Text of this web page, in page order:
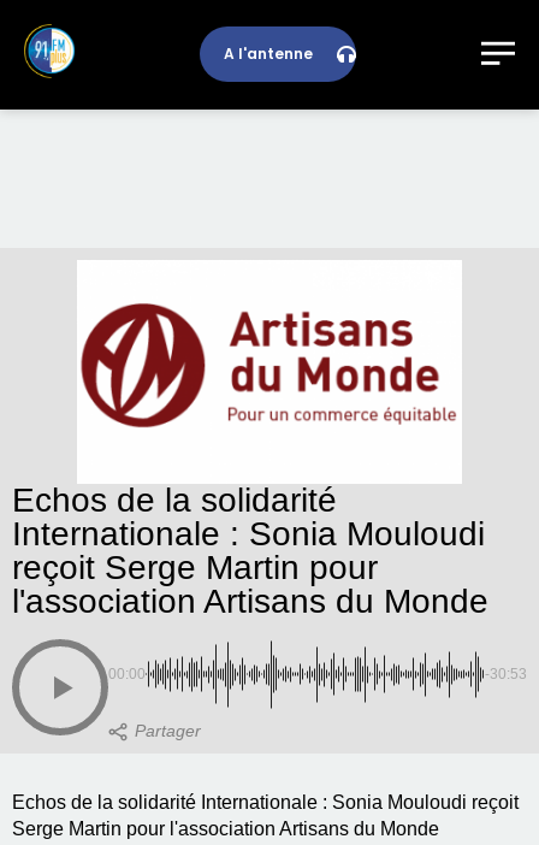
A l'antenne
Echos de la solidarité
Internationale : Sonia Mouloudi
reçoit Serge Martin pour
l'association Artisans du Monde
00:00 -30:53
Echos de la solidarité Internationale : Sonia Mouloudi reçoit
Serge Martin pour l'association Artisans du Monde